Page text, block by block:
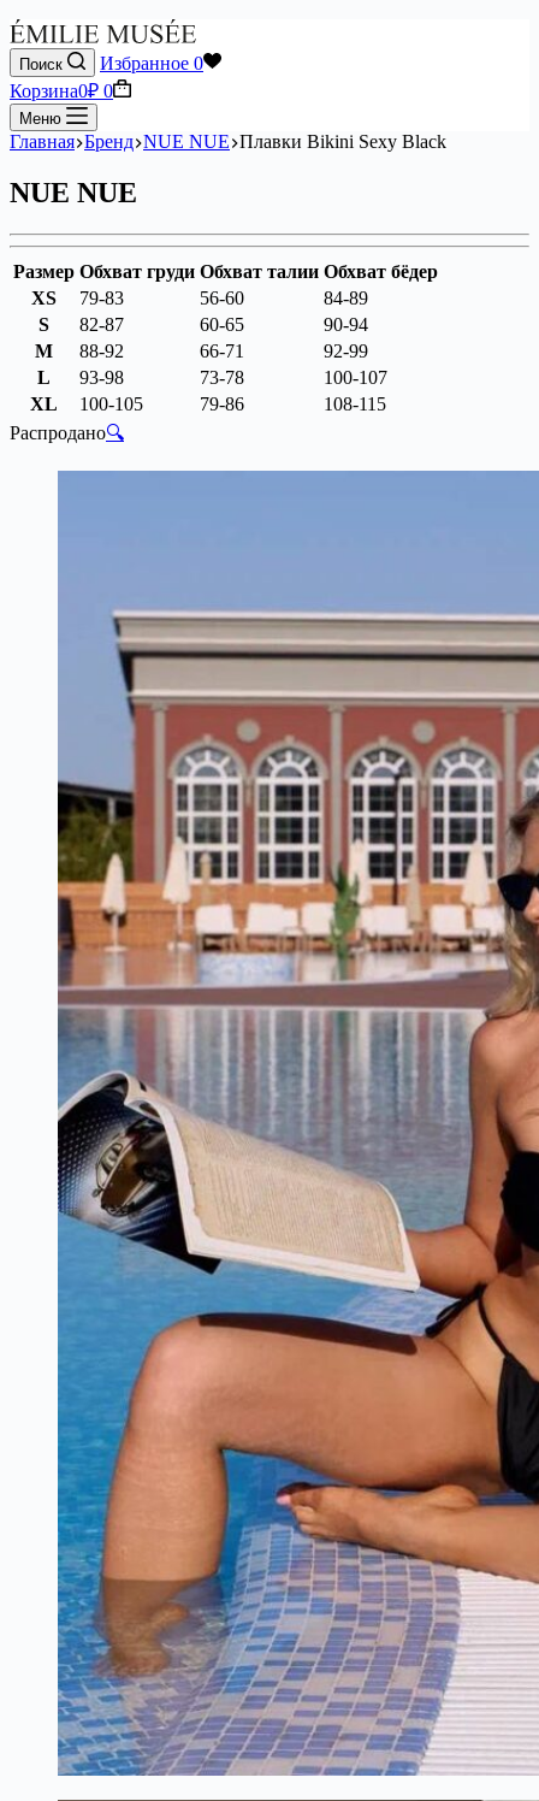
Поиск Избранное 0
Корзина0₽ 0
Меню
Главная Бренд NUE NUE Плавки Bikini Sexy Black
NUE NUE
Размер Обхват груди Обхват талии Обхват бёдер
XS
79-83 56-60
84-89
S
82-87 60-65
90-94
M
88-92 66-71
92-99
L
93-98 73-78
100-107
XL
100-105 79-86
108-115
Распродано🔍